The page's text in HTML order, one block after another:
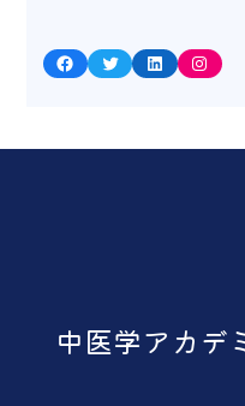
Facebook Twitter LinkedIn Instagram
中医学アカデ